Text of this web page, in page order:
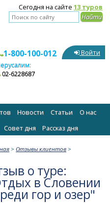
Сегодня на сайте 13 туров
1-800-100-012
02-6228687
Войти
Новости Статьи
О нас
Cовет дня Рассказ дня
> Отзывы клиентов >
о туре:
в Словении
гор и озер"